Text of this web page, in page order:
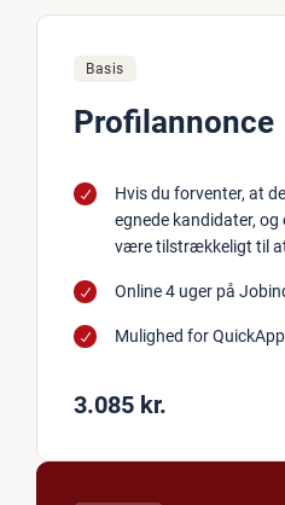
Basis
Profilannonce
Hvis du forventer, at
egnede kandidater,
være tilstrækkeligt til
Online 4 uger på
Mulighed for
3.085 kr.